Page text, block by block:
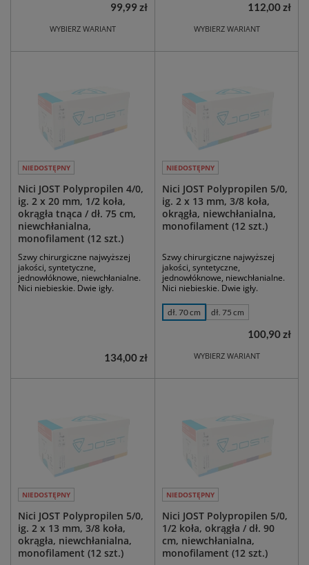
WYBIERZ WARIANT
99,99 zł
WYBIERZ WARIANT
112,00 zł
NIEDOSTĘPNY
Nici JOST Polypropilen 4/0,
ig. 2 x 20 mm, 1/2 koła,
okrągła tnąca / dł. 75 cm,
niewchłanialna,
monofilament (12 szt.)
Szwy chirurgiczne najwyższej
jakości, syntetyczne,
jednowłóknowe, niewchłanialne.
Nici niebieskie. Dwie igły.
134,00 zł
NIEDOSTĘPNY
Nici JOST Polypropilen 5/0,
ig. 2 x 13 mm, 3/8 koła,
okrągła, niewchłanialna,
monofilament (12 szt.)
Szwy chirurgiczne najwyższej
jakości, syntetyczne,
jednowłóknowe, niewchłanialne.
Nici niebieskie. Dwie igły.
dł. 70 cm dł. 75 cm
WYBIERZ WARIANT
100,90 zł
NIEDOSTĘPNY
Nici JOST Polypropilen 5/0,
ig. 2 x 13 mm, 3/8 koła,
okrągła, niewchłanialna,
monofilament (12 szt.)
NIEDOSTĘPNY
Nici JOST Polypropilen 5/0,
1/2 koła, okrągła / dł. 90
cm, niewchłanialna,
monofilament (12 szt.)